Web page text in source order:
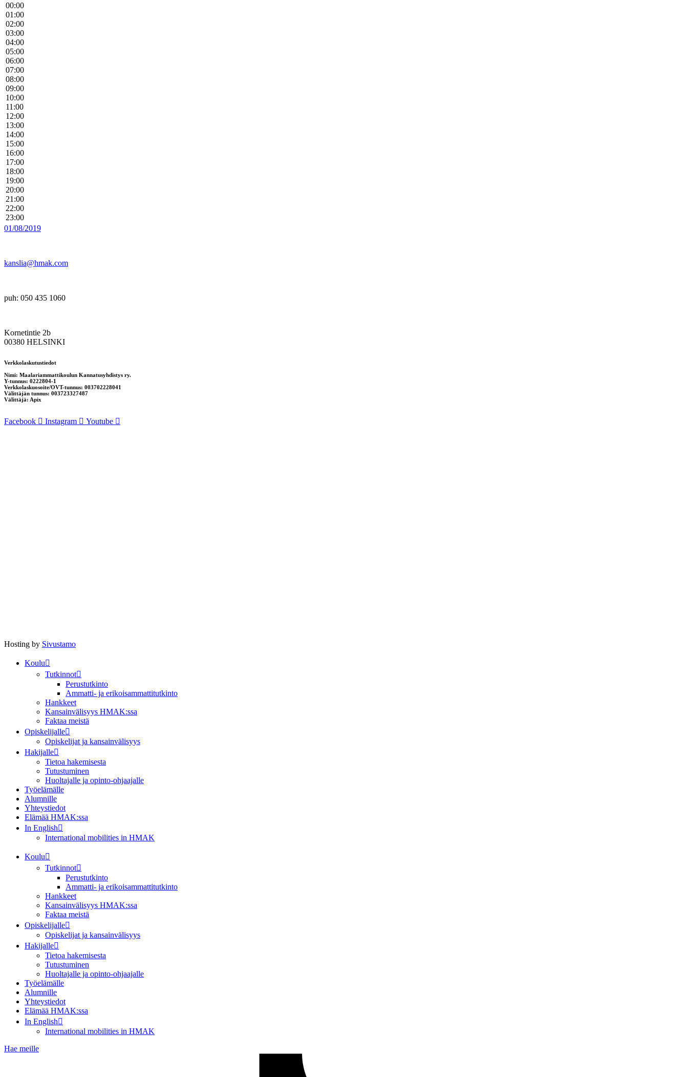
00:00
01:00
02:00
03:00
04:00
05:00
06:00
07:00
08:00
09:00
10:00
11:00
12:00
13:00
14:00
15:00
16:00
17:00
18:00
19:00
20:00
21:00
22:00
23:00
01/08/2019
kanslia@hmak.com
puh: 050 435 1060
Kornetintie 2b
00380 HELSINKI
Verkkolaskutustiedot
Nimi: Maalariammattikoulun Kannatusyhdistys ry.
Y-tunnus: 0222804-1
Verkkolaskuosoite/OVT-tunnus: 003702228041
Välittäjän tunnus: 003723327487
Välittäjä: Apix
Facebook Instagram Youtube
Hosting by Sivustamo
Koulu
Tutkinnot
Perustutkinto
Ammatti- ja erikoisammattitutkinto
Hankkeet
Kansainvälisyys HMAK:ssa
Faktaa meistä
Opiskelijalle
Opiskelijat ja kansainvälisyys
Hakijalle
Tietoa hakemisesta
Tutustuminen
Huoltajalle ja opinto-ohjaajalle
Työelämälle
Alumnille
Yhteystiedot
Elämää HMAK:ssa
In English
International mobilities in HMAK
Koulu
Tutkinnot
Perustutkinto
Ammatti- ja erikoisammattitutkinto
Hankkeet
Kansainvälisyys HMAK:ssa
Faktaa meistä
Opiskelijalle
Opiskelijat ja kansainvälisyys
Hakijalle
Tietoa hakemisesta
Tutustuminen
Huoltajalle ja opinto-ohjaajalle
Työelämälle
Alumnille
Yhteystiedot
Elämää HMAK:ssa
In English
International mobilities in HMAK
Hae meille